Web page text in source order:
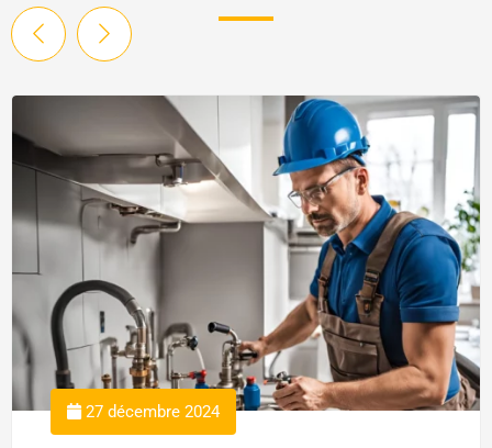
27 décembre 2024